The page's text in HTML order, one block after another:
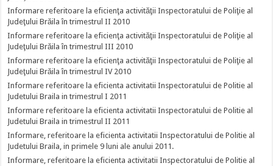
Informare referitoare la eficienţa activităţii Inspectoratului de Poliţie al
Judeţului Brăila în trimestrul II 2010
Informare referitoare la eficienţa activităţii Inspectoratului de Poliţie al
Judeţului Brăila în trimestrul III 2010
Informare referitoare la eficienţa activităţii Inspectoratului de Poliţie al
Judeţului Brăila în trimestrul IV 2010
Informare referitoare la eficienta activitatii Inspectoratului de Politie al
Judetului Braila in trimestrul I 2011
Informare referitoare la eficienta activitatii Inspectoratului de Politie al
Judetului Braila in trimestrul II 2011
Informare, referitoare la eficienta activitatii Inspectoratului de Politie al
Judetului Braila, in primele 9 luni ale anului 2011.
Informare, referitoare la eficienta activitatii Inspectoratului de Politie al